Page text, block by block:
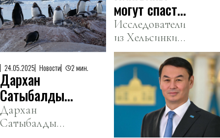
наличие дочери.
могут спасти
планету от
глобального
потепления
Исследователи
из Хельсинки
обнаружили,
что колонии
пингвинов в
Антарктиде
способны
ослабить
последствия
24.05.2025 Новости 2 мин.
Дархан
Сатыбалды
назначен
новым
Дархан
Сатыбалды